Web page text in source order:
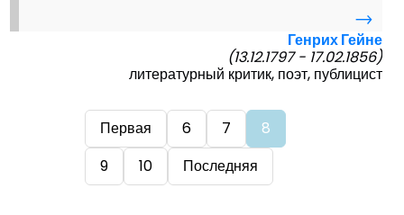
→
Генрих Гейне
(13.12.1797 - 17.02.1856)
литературный критик, поэт, публицист
Первая 6 7
8
9
10 Последняя